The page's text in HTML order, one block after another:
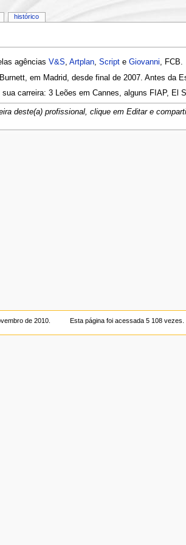
agências V&S, Artplan, Scripte Giovanni, FCB.
em Madrid, desde final de 2007. Antes da
carreira: 3 Leões em Cannes, alguns FIAP, El
deste(a) profissional, clique em Editar e
histórico
de 2010. Esta página foi acessada 5 108 vezes.